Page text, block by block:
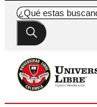
Buscar